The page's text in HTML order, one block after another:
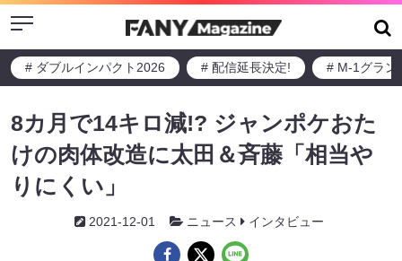
Menu
# ダブルインパクト2026 # 配信延長決定! # M-1グラン
8カ月で14キロ減!? ジャンポケおた
けの肉体改造に太田＆斉藤「相当や
りにくい」
2021-12-01 ニュース インタビュー